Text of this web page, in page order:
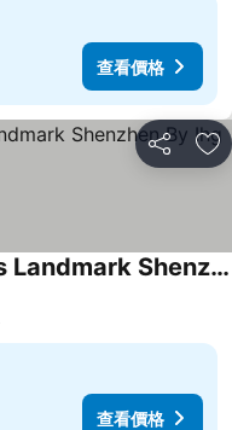
查看價格
分享 放
Crowne Plaza Hotel&suites Landmark Shenzhen By Ihg
查看價格